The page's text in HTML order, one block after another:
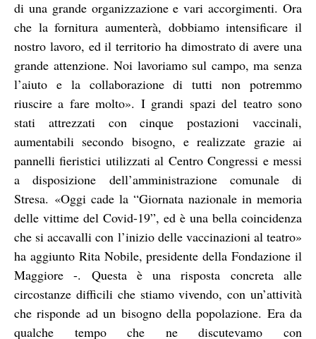
di una grande organizzazione e vari accorgimenti. Ora
che la fornitura aumenterà, dobbiamo intensificare il
nostro lavoro, ed il territorio ha dimostrato di avere una
grande attenzione. Noi lavoriamo sul campo, ma senza
l’aiuto e la collaborazione di tutti non potremmo
riuscire a fare molto». I grandi spazi del teatro sono
stati attrezzati con cinque postazioni vaccinali,
aumentabili secondo bisogno, e realizzate grazie ai
pannelli fieristici utilizzati al Centro Congressi e messi
a disposizione dell’amministrazione comunale di
Stresa. «Oggi cade la “Giornata nazionale in memoria
delle vittime del Covid-19”, ed è una bella coincidenza
che si accavalli con l’inizio delle vaccinazioni al teatro»
ha aggiunto Rita Nobile, presidente della Fondazione il
Maggiore -. Questa è una risposta concreta alle
circostanze difficili che stiamo vivendo, con un’attività
che risponde ad un bisogno della popolazione. Era da
qualche tempo che ne discutevamo con